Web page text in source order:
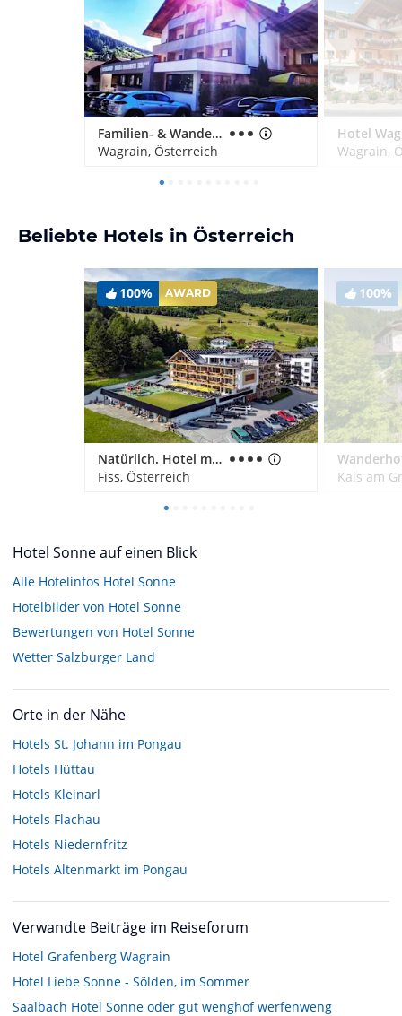
Familien- & Wanderhotel Erika
Wagrain, Österreich
Hotel
Wagrain,
Beliebte Hotels in Österreich
100% AWARD
Natürlich. Hotel mit Charakter
Fiss, Österreich
100%
Kals am
Hotel Sonne auf einen Blick
Alle Hotelinfos Hotel Sonne
Hotelbilder von Hotel Sonne
Bewertungen von Hotel Sonne
Wetter Salzburger Land
Orte in der Nähe
Hotels St. Johann im Pongau
Hotels Hüttau
Hotels Kleinarl
Hotels Flachau
Hotels Niedernfritz
Hotels Altenmarkt im Pongau
Verwandte Beiträge im Reiseforum
Hotel Grafenberg Wagrain
Hotel Liebe Sonne - Sölden, im Sommer
Saalbach Hotel Sonne oder gut wenghof werfenweng